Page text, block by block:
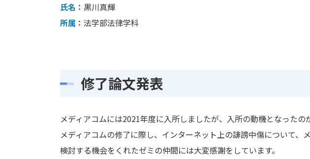
氏名： 黒川真輝
所属： 法学部法律学科
修了論文発表
メディアコムには2021年度に入所しましたが、入所の動機となったの
メディアコムの修了に際し、インターネット上の誹謗中傷について
検討する機会をくれたゼミの仲間には大変感謝をしています。